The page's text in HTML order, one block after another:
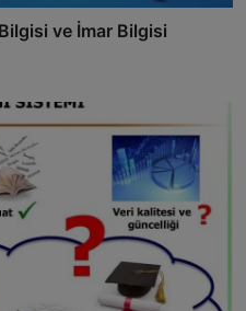
ve İmar Bilgisi